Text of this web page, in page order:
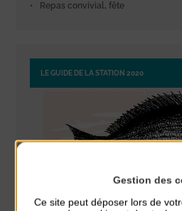
Repas convivial, fête
LE GUIDE DE LA STATION 2020
Gestion des
Ce site peut déposer lors de